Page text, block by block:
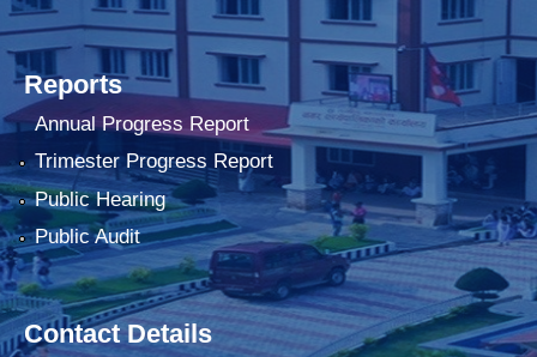
Reports
Annual Progress Report
Trimester Progress Report
Public Hearing
Public Audit
Contact Details